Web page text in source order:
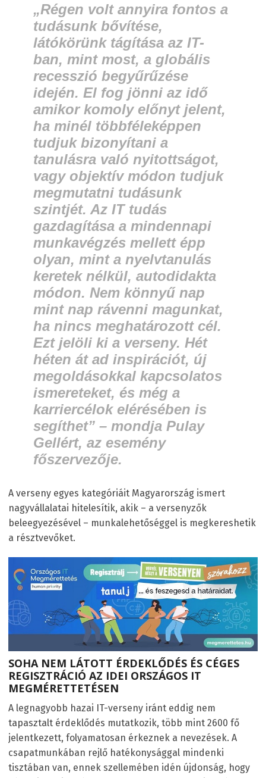
„Régen volt annyira fontos a
tudásunk bővítése,
látókörünk tágítása az IT-
ban, mint most, a globális
recesszió begyűrűzése
idején. El fog jönni az idő
amikor komoly előnyt jelent,
ha minél többféleképpen
tudjuk bizonyítani a
tanulásra való nyitottságot,
vagy objektív módon tudjuk
megmutatni tudásunk
szintjét. Az IT tudás
gazdagítása a mindennapi
munkavégzés mellett épp
olyan, mint a nyelvtanulás
keretek nélkül, autodidakta
módon. Nem könnyű nap
mint nap rávenni magunkat,
ha nincs meghatározott cél.
Ezt jelöli ki a verseny. Hét
héten át ad inspirációt, új
megoldásokkal kapcsolatos
ismereteket, és még a
karriercélok elérésében is
segíthet” – mondja Pulay
Gellért, az esemény
főszervezője.
A verseny egyes kategóriáit Magyarország ismert
nagyvállalatai hitelesítik, akik – a versenyzők
beleegyezésével – munkalehetőséggel is megkereshetik
a résztvevőket.
SOHA NEM LÁTOTT ÉRDEKLŐDÉS ÉS CÉGES
REGISZTRÁCIÓ AZ IDEI ORSZÁGOS IT
MEGMÉRETTETÉSEN
A legnagyobb hazai IT-verseny iránt eddig nem
tapasztalt érdeklődés mutatkozik, több mint 2600 fő
jelentkezett, folyamatosan érkeznek a nevezések. A
csapatmunkában rejlő hatékonysággal mindenki
tisztában van, ennek szellemében idén újdonság, hogy